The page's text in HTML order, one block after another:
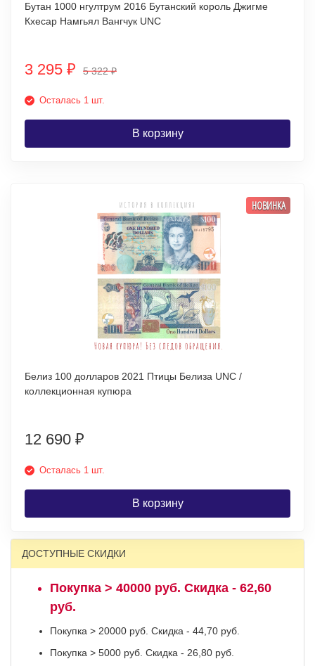
Бутан 1000 нгултрум 2016 Бутанский король Джигме
Кхесар Намгьял Вангчук UNC
3 295 ₽ 5 322₽
Осталась 1 шт.
В корзину
НОВИНКА
Белиз 100 долларов 2021 Птицы Белиза UNC /
коллекционная купюра
12 690 ₽
Осталась 1 шт.
В корзину
ДОСТУПНЫЕ СКИДКИ
Покупка > 40000 руб. Скидка - 62,60
руб.
Покупка > 20000 руб. Скидка - 44,70 руб.
Покупка > 5000 руб. Скидка - 26,80 руб.